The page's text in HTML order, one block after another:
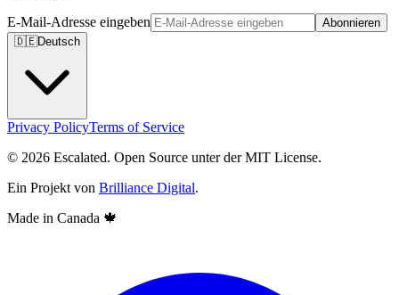
E-Mail-Adresse eingeben
Abonnieren
🇩🇪Deutsch
Privacy PolicyTerms of Service
© 2026 Escalated. Open Source unter der MIT License.
Ein Projekt von Brilliance Digital.
Made in Canada 🍁